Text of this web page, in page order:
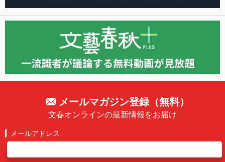
メールマガジン登録（無料）
文春オンラインの最新情報をお届け
メールアドレス